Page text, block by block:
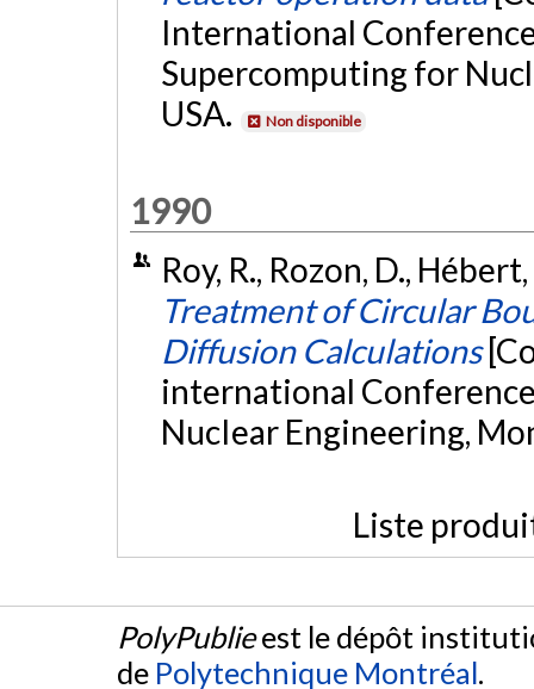
International
Supercomputing for
USA.
Non disponible
1990
Roy, R., Rozon, D.,
Treatment of Circular
Diffusion Calculations
international
NucIear Engineering,
Liste
PolyPublieest le dépôt
de Polytechnique Montréal.